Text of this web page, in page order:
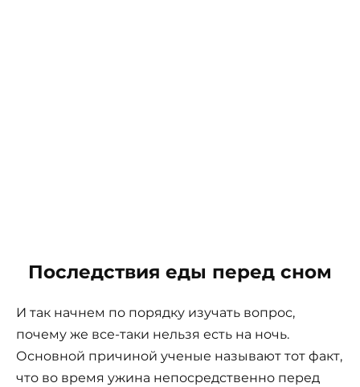
Последствия еды перед сном
И так начнем по порядку изучать вопрос,
почему же все-таки нельзя есть на ночь.
Основной причиной ученые называют тот факт,
что во время ужина непосредственно перед